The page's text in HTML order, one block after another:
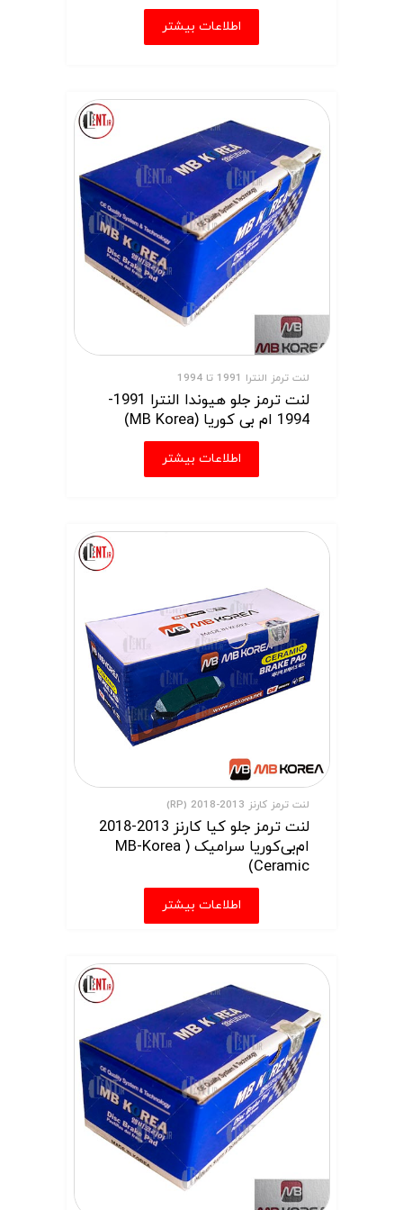
اطلاعات بیشتر
لنت ترمز النترا 1991 تا 1994
لنت ترمز جلو هیوندا النترا 1991-
1994 ام بی کوریا (MB Korea)
اطلاعات بیشتر
لنت ترمز کارنز 2013-2018 (RP)
لنت ترمز جلو کیا کارنز 2013-2018
ام‌بی‌کوریا سرامیک ( MB-Korea
Ceramic)
اطلاعات بیشتر